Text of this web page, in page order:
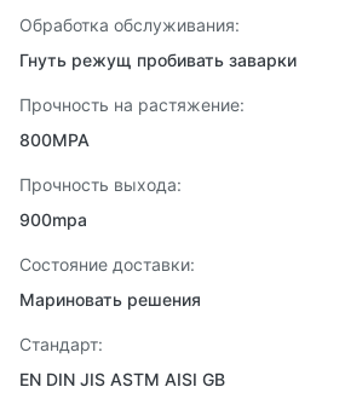
Обработка обслуживания:
Гнуть режущ пробивать заварки
Прочность на растяжение:
800MPA
Прочность выхода:
900mpa
Состояние доставки:
Мариновать решения
Стандарт:
EN DIN JIS ASTM AISI GB